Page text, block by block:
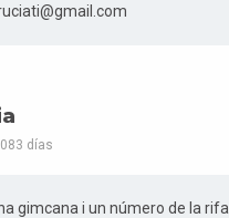
días
gimcana i un número de la rifa